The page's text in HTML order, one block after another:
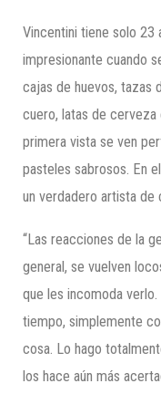
Vincentini tiene solo 23
impresionante cuando
cajas de huevos, tazas
cuero, latas de cerveza
primera vista se ven
pasteles sabrosos. En
un verdadero artista de
“Las reacciones de la
general, se vuelven
que les incomoda
tiempo, simplemente
cosa. Lo hago
los hace aún más